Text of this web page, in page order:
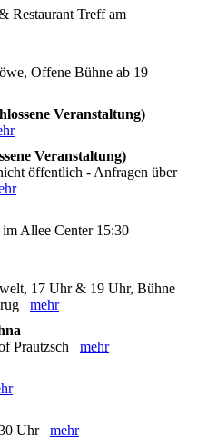
Restaurant Treff am
Offene Bühne ab 19
Veranstaltung)
Veranstaltung)
öffentlich - Anfragen über
Allee Center 15:30
17 Uhr & 19 Uhr, Bühne
mehr
Prautzsch mehr
Uhr mehr